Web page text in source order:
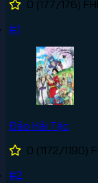
0 (177/176)
#1
Đảo Hải Tặc
0 (1172/1190)
#2